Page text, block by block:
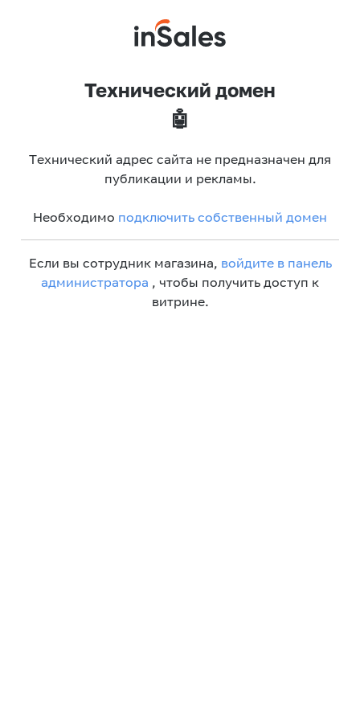
Технический домен
🤖
Технический адрес сайта не предназначен для
публикации и рекламы.
Необходимо подключить собственный домен
Если вы сотрудник магазина, войдите в панель
администратора , чтобы получить доступ к
витрине.